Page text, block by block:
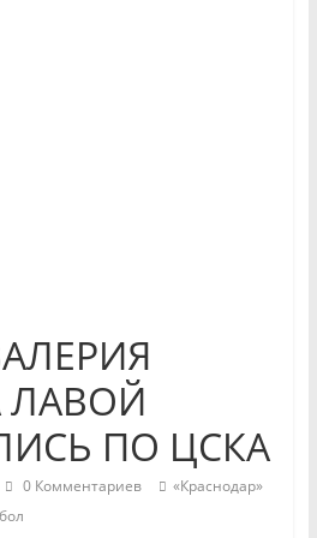
ЛАВОЙ
ПО ЦСКА
0 Комментариев
«Краснодар»